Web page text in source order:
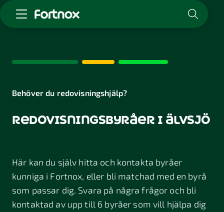
Skaffa Fortnox
Kunskap & inspiration
Logga in
Karriär
Kontakt
Behöver du redovisningshjälp?
redovisningsbyråer i älvsjö
Här kan du själv hitta och kontakta byråer
kunniga i Fortnox, eller bli matchad med en byrå
som passar dig. Svara på några frågor och bli
kontaktad av upp till 6 byråer som vill hjälpa dig